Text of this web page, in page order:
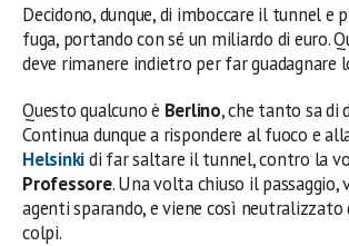
Decidono, dunque, di imboccare il tunnel e
fuga, portando con sé un miliardo di euro.
deve rimanere indietro per far guadagnare
Questo qualcuno è Berlino, che tanto sa di
Continua dunque a rispondere al fuoco e
Helsinkidi far saltare il tunnel, contro la
Professore. Una volta chiuso il passaggio,
agenti sparando, e viene così neutralizzato
colpi.